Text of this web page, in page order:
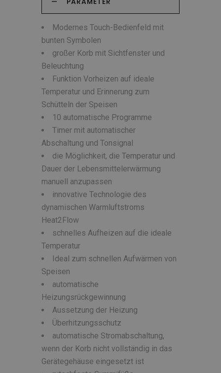
Modernes Touch-Bedienfeld mit
bunten Symbolen
großer Korb mit Sichtfenster und
Beleuchtung
Funktion Vorheizen auf ideale
Temperatur und Erinnerung zum
Schütteln der Speisen
10 automatische Programme
Timer mit automatischer
Abschaltung und Tonsignal
die Möglichkeit, die Temperatur und
Dauer der Lebensmittelerwärmung
manuell anzupassen
innovative Technologie des
dynamischen Warmluftstroms
Heat2Flow
schnelles Aufheizen auf die ideale
Temperatur
Ideal zum schnellen Aufwärmen von
Speisen
automatische
Heizungsrückgewinnung
Aussetzung der Heizung
Überhitzungsschutz
automatische Stromabschaltung,
wenn der Korb nicht vollständig in das
Gerätegehäuse eingesetzt ist